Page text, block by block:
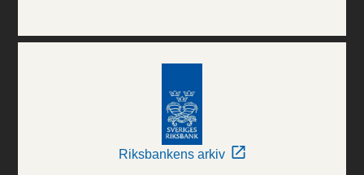
Riksbankens arkiv